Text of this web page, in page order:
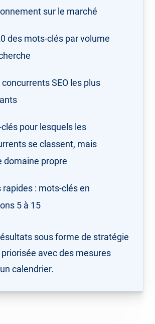
sur le marché
des mots-clés par volume
concurrents SEO les plus
pour lesquels les
se classent, mais
domaine propre
rapides : mots-clés en
5 à 15
sous forme de stratégie
avec des mesures
calendrier.